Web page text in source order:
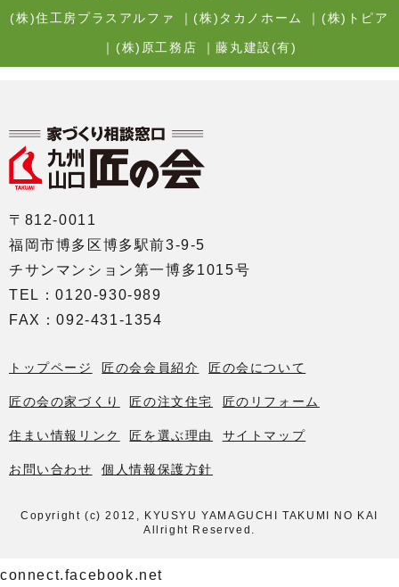
(株)住工房プラスアルファ ｜ (株)タカノホーム ｜ (株)トピア
｜ (株)原工務店 ｜藤丸建設(有)
〒812-0011
福岡市博多区博多駅前3-9-5
チサンマンション第一博多1015号
TEL：0120-930-989
FAX：092-431-1354
トップページ 匠の会会員紹介 匠の会について
匠の会の家づくり 匠の注文住宅 匠のリフォーム
住まい情報リンク 匠を選ぶ理由 サイトマップ
お問い合わせ 個人情報保護方針
Copyright (c) 2012, KYUSYU YAMAGUCHI TAKUMI NO KAI
Allright Reserved.
connect.facebook.net